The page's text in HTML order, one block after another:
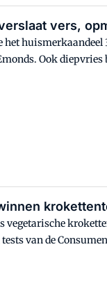
vers,
het
Ook
vegetarische
van de